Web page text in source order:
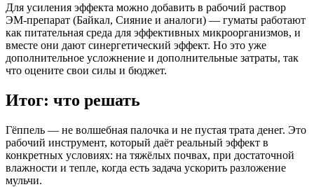
Для усиления эффекта можно добавить в рабочий раствор
ЭМ-препарат (Байкал, Сияние и аналоги) — гуматы работают
как питательная среда для эффективных микроорганизмов, и
вместе они дают синергетический эффект. Но это уже
дополнительное усложнение и дополнительные затраты, так
что оцените свои силы и бюджет.
Итог: что решать
Гёппель — не волшебная палочка и не пустая трата денег. Это
рабочий инструмент, который даёт реальный эффект в
конкретных условиях: на тяжёлых почвах, при достаточной
влажности и тепле, когда есть задача ускорить разложение
мульчи.